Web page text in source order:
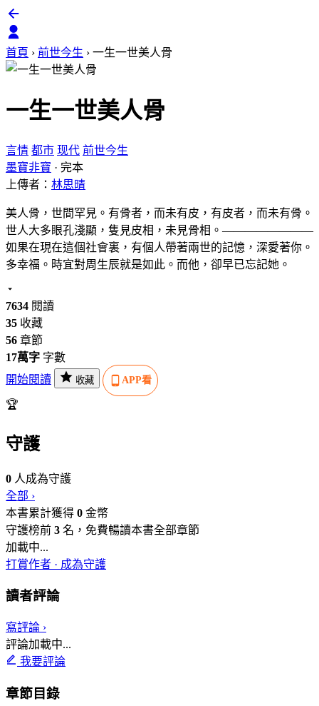
首頁 › 前世今生 › 一生一世美人骨
一生一世美人骨
言情 都市 现代 前世今生
墨寶非寶 · 完本
上傳者： 林思晴
美人骨，世間罕見。有骨者，而未有皮，有皮者，而未有骨。
世人大多眼孔淺顯，隻見皮相，未見骨相。————————
如果在現在這個社會裏，有個人帶著兩世的記憶，深愛著你。
多幸福。時宜對周生辰就是如此。而他，卻早已忘記她。
7634 閱讀
35 收藏
56 章節
17萬字 字數
開始閱讀
收藏 APP看
🏆
守護
0 人成為守護
全部 ›
本書累計獲得 0 金幣
守護榜前 3 名，免費暢讀本書全部章節
加載中...
打賞作者 · 成為守護
讀者評論
寫評論 ›
評論加載中...
我要評論
章節目錄